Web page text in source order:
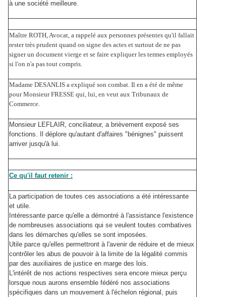
à une société meilleure.
Maître ROTH, Avocat, a rappelé aux personnes présentes qu'il fallait
rester très prudent quand on signe des actes et surtout de ne pas
signer un document vierge et se faire expliquer les termes employés
si l'on n'a pas tout compris.
Madame DESANLIS a expliqué son combat. Il en a été de même
pour Monsieur FRESSE qui, lui, en veut aux Tribunaux de
Commerce.
Monsieur LEFLAIR, conciliateur, a brièvement exposé ses
fonctions. Il déplore qu'autant d'affaires "bénignes" puissent
arriver jusqu'à lui.
Ce qu'il faut retenir :
La participation de toutes ces associations a été intéressante
et utile.
Intéressante parce qu'elle a démontré à l'assistance l'existence
de nombreuses associations qui se veulent toutes combatives
dans les démarches qu'elles se sont imposées.
Utile parce qu'elles permettront à l'avenir de réduire et de mieux
contrôler les abus de pouvoir à la limite de la légalité commis
par des auxiliaires de justice en marge des lois.
L'intérêt de nos actions respectives sera encore mieux perçu
lorsque nous aurons ensemble fédéré nos associations
spécifiques dans un mouvement à l'échelon régional, puis